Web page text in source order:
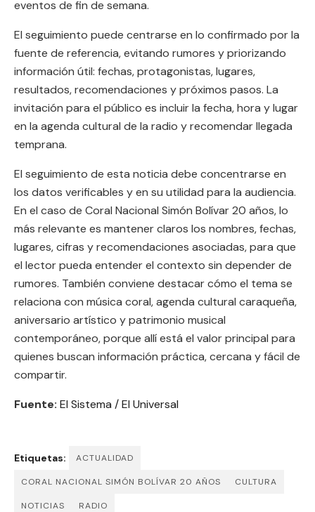
eventos de fin de semana.
El seguimiento puede centrarse en lo confirmado por la
fuente de referencia, evitando rumores y priorizando
información útil: fechas, protagonistas, lugares,
resultados, recomendaciones y próximos pasos. La
invitación para el público es incluir la fecha, hora y lugar
en la agenda cultural de la radio y recomendar llegada
temprana.
El seguimiento de esta noticia debe concentrarse en
los datos verificables y en su utilidad para la audiencia.
En el caso de Coral Nacional Simón Bolívar 20 años, lo
más relevante es mantener claros los nombres, fechas,
lugares, cifras y recomendaciones asociadas, para que
el lector pueda entender el contexto sin depender de
rumores. También conviene destacar cómo el tema se
relaciona con música coral, agenda cultural caraqueña,
aniversario artístico y patrimonio musical
contemporáneo, porque allí está el valor principal para
quienes buscan información práctica, cercana y fácil de
compartir.
Fuente: El Sistema / El Universal
Etiquetas: ACTUALIDAD
CORAL NACIONAL SIMÓN BOLÍVAR 20 AÑOS CULTURA
NOTICIAS RADIO